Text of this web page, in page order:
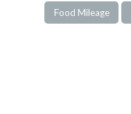
Food Mileage